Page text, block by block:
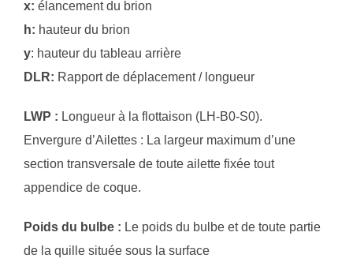
x: élancement du brion
h: hauteur du brion
y: hauteur du tableau arrière
DLR: Rapport de déplacement / longueur
LWP : Longueur à la flottaison (LH-B0-S0).
Envergure d’Ailettes : La largeur maximum d’une
section transversale de toute ailette fixée tout
appendice de coque.
Poids du bulbe : Le poids du bulbe et de toute partie
de la quille située sous la surface